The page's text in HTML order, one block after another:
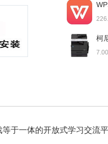
于一体的开放式学习交流